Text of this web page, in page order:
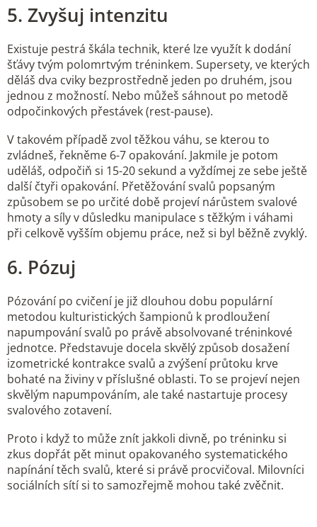
5. Zvyšuj intenzitu
Existuje pestrá škála technik, které lze využít k dodání
šťávy tvým polomrtvým tréninkem. Supersety, ve kterých
děláš dva cviky bezprostředně jeden po druhém, jsou
jednou z možností. Nebo můžeš sáhnout po metodě
odpočinkových přestávek (rest-pause).
V takovém případě zvol těžkou váhu, se kterou to
zvládneš, řekněme 6-7 opakování. Jakmile je potom
uděláš, odpočiň si 15-20 sekund a vyždímej ze sebe ještě
další čtyři opakování. Přetěžování svalů popsaným
způsobem se po určité době projeví nárůstem svalové
hmoty a síly v důsledku manipulace s těžkým i váhami
při celkově vyšším objemu práce, než si byl běžně zvyklý.
6. Pózuj
Pózování po cvičení je již dlouhou dobu populární
metodou kulturistických šampionů k prodloužení
napumpování svalů po právě absolvované tréninkové
jednotce. Představuje docela skvělý způsob dosažení
izometrické kontrakce svalů a zvýšení průtoku krve
bohaté na živiny v příslušné oblasti. To se projeví nejen
skvělým napumpováním, ale také nastartuje procesy
svalového zotavení.
Proto i když to může znít jakkoli divně, po tréninku si
zkus dopřát pět minut opakovaného systematického
napínání těch svalů, které si právě procvičoval. Milovníci
sociálních sítí si to samozřejmě mohou také zvěčnit.